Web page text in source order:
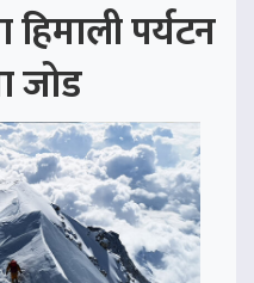
पर्यटन
जोड